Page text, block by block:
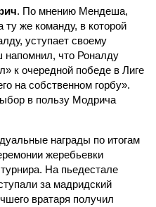
. По мнению Мендеша,
же команду, в которой
уступает своему
напомнил, что Роналду
к очередной победе в Лиге
на собственном горбу».
в пользу Модрича
награды по итогам
жеребьевки
турнира. На пьедестале
за мадридский
вратаря получил